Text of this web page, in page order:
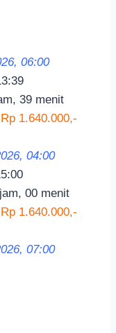
06:00
39 menit
1.640.000,-
04:00
00 menit
1.640.000,-
07:00